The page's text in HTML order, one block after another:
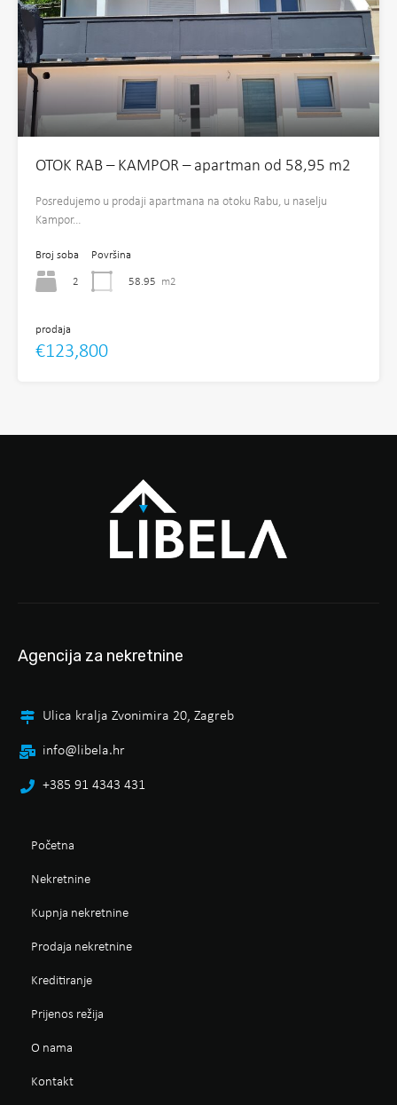
OTOK RAB – KAMPOR – apartman od 58,95 m2
Posredujemo u prodaji apartmana na otoku Rabu, u naselju
Kampor…
Broj soba
2
Površina
58.95 m2
prodaja
€123,800
Agencija za nekretnine
Ulica kralja Zvonimira 20, Zagreb
info@libela.hr
+385 91 4343 431
Početna
Nekretnine
Kupnja nekretnine
Prodaja nekretnine
Kreditiranje
Prijenos režija
O nama
Kontakt